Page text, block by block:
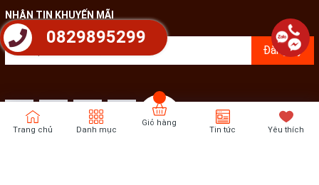
Một khóa bơm tay cũng được thiết kế để sử dụng trong những
gia đình có trẻ nhỏ, tránh trẻ nghịch ngợm ấn bơm làm nước
nóng chảy ra.
NHẬN TIN KHUYẾN MÃI
Đăng ký
Trang chủ Danh mục
Giỏ hàng
Tin tức Yêu thích
0829895299